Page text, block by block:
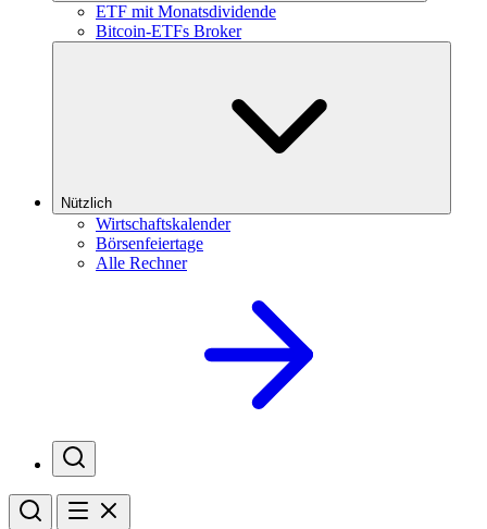
ETF mit Monatsdividende
Bitcoin-ETFs Broker
Nützlich
Wirtschaftskalender
Börsenfeiertage
Alle Rechner